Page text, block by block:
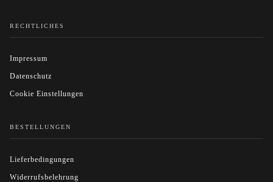
RECHTLICHES
Impressum
Datenschutz
Cookie Einstellungen
BESTELLUNGEN
Lieferbedingungen
Widerrufsbelehrung